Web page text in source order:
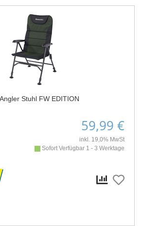
Stuhl FW EDITION
59,99 €
inkl. 19,0% MwSt
Sofort Verfügbar 1 - 3 Werktage